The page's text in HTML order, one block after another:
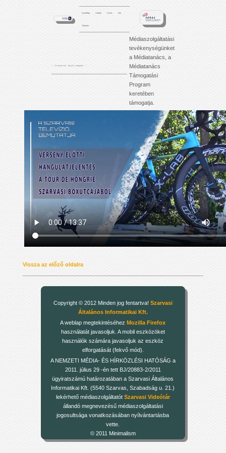
Kezdőlap Videók Archív Info
Tartalom
'. . . f i l m j e i n k é j j e l - n a p p a l . . .'
Médiaszolgáltatási
tevékenységünket
a Médiatanács, a
Médiatanács
Támogatási
Program
keretében
támogatja.
Vissza az előző oldalra
Copyright © 2012 Minden jog fentartva! Szarvasi
Általános Informatikai Kft.
A weblap megtekintéséhezMozilla Firefox
használatát javasoljuk. A mobil eszközöket
használók számára javasoljuk az eszköz
elforgatását (fekvő mód).
A NEMZETI MÉDIA- ÉS HÍRKÖZLÉSI HATÓSÁG a
2011. július 29 -én tett BJ/20883-2/2011
ügyiratszámú határozatában a Szarvasi Általános
Informatikai Kft. (5540 Szarvas, Szabadság u. 21.)
lekérhető médiaszolgáltatót Szarvasi Videótár
állandó megnevezésű médiaszolgáltatási
jogosultsága vonatkozásában nyílvántartásba
vette.
© 2011 Minimalism